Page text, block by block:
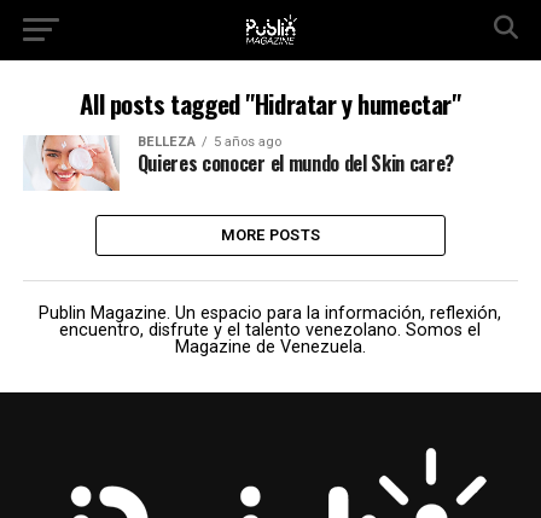
All posts tagged "Hidratar y humectar"
BELLEZA 5 años ago
Quieres conocer el mundo del Skin care?
MORE POSTS
Publin Magazine. Un espacio para la información, reflexión,
encuentro, disfrute y el talento venezolano. Somos el
Magazine de Venezuela.